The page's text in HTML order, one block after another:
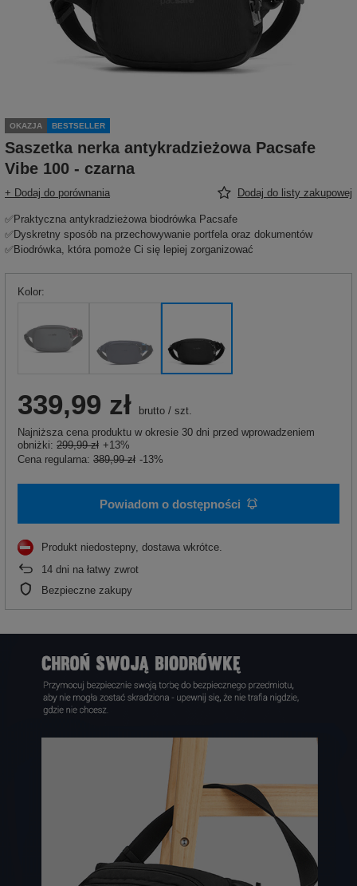
OKAZJA BESTSELLER
Saszetka nerka antykradzieżowa Pacsafe
Vibe 100 - czarna
+ Dodaj do porównania Dodaj do listy zakupowej
✅Praktyczna antykradzieżowa biodrówka Pacsafe
✅Dyskretny sposób na przechowywanie portfela oraz dokumentów
✅Biodrówka, która pomoże Ci się lepiej zorganizować
Kolor
339,99 zł brutto / szt.
Najniższa cena produktu w okresie 30 dni przed wprowadzeniem
obniżki: 299,99 zł +13%
Cena regularna: 389,99 zł -13%
Powiadom o dostępności
Produkt niedostepny, dostawa wkrótce
14 dni na łatwy zwrot
Bezpieczne zakupy